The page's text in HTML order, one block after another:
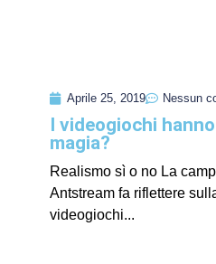
Aprile 25, 2019 Nessun
I videogiochi
magia?
Realismo sì o no La
Antstream fa riflettere
videogiochi...